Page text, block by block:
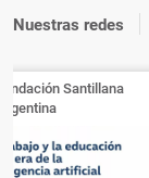
Nuestras redes
Santillana